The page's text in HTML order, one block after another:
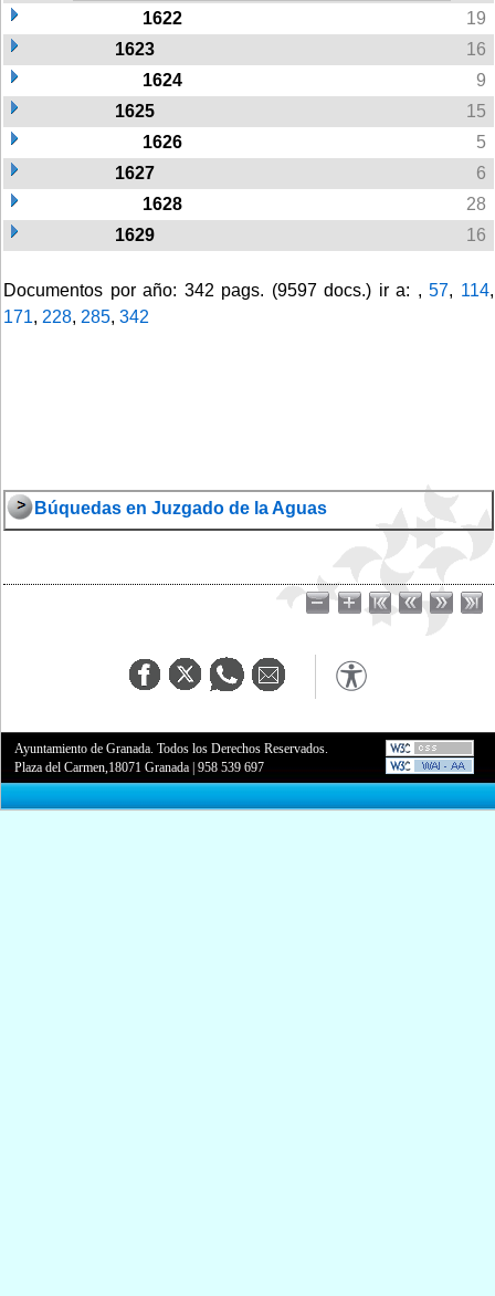
1622
19
1623
16
1624
9
1625
15
1626
5
1627
6
1628
28
1629
16
Documentos por año: 342 pags. (9597 docs.) ir a: ,57, 114,
171, 228, 285, 342
Búquedas en Juzgado de la Aguas
Ayuntamiento de Granada. Todos los Derechos Reservados.
Plaza del Carmen,18071 Granada |958 539 697